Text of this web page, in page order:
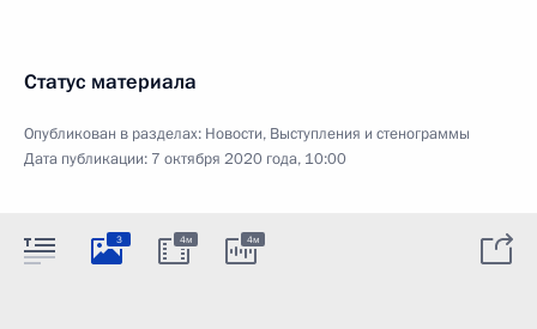
Статус материала
Опубликован в разделах: Новости, Выступления и стенограммы
Дата публикации: 7 октября 2020 года, 10:00
3 4м 4м